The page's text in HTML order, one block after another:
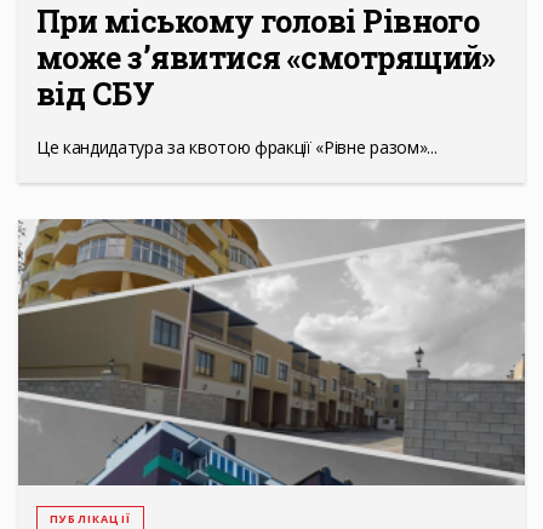
При міському голові Рівного
може з’явитися «смотрящий»
від СБУ
Це кандидатура за квотою фракції «Рівне разом»...
ПУБЛІКАЦІЇ